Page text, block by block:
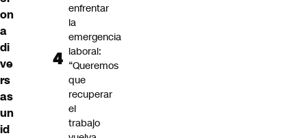
on
a
di
ve
rs
as
un
id
enfrentar
la
emergencia
laboral:
“Queremos
que
recuperar
el
trabajo